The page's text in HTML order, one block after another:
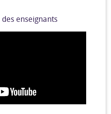
enseignants